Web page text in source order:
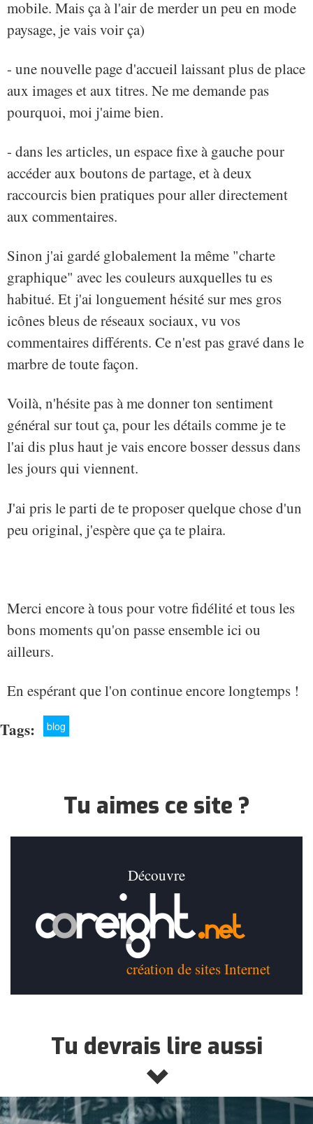
mobile. Mais ça à l'air de merder un peu en mode
paysage, je vais voir ça)
- une nouvelle page d'accueil laissant plus de place
aux images et aux titres. Ne me demande pas
pourquoi, moi j'aime bien.
- dans les articles, un espace fixe à gauche pour
accéder aux boutons de partage, et à deux
raccourcis bien pratiques pour aller directement
aux commentaires.
Sinon j'ai gardé globalement la même "charte
graphique" avec les couleurs auxquelles tu es
habitué. Et j'ai longuement hésité sur mes gros
icônes bleus de réseaux sociaux, vu vos
commentaires différents. Ce n'est pas gravé dans le
marbre de toute façon.
Voilà, n'hésite pas à me donner ton sentiment
général sur tout ça, pour les détails comme je te
l'ai dis plus haut je vais encore bosser dessus dans
les jours qui viennent.
J'ai pris le parti de te proposer quelque chose d'un
peu original, j'espère que ça te plaira.
Merci encore à tous pour votre fidélité et tous les
bons moments qu'on passe ensemble ici ou
ailleurs.
En espérant que l'on continue encore longtemps !
Tags: blog
Tu aimes ce site ?
Découvre
création de sites Internet
Tu devrais lire aussi